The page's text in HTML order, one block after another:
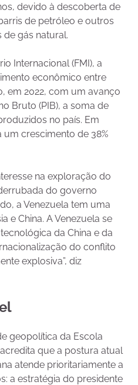
devido à descoberta de
de petróleo e outros
gás natural.
Internacional (FMI), a
econômico entre
em 2022, com um avanço
Bruto (PIB), a soma de
no país. Em
crescimento de 38%
na exploração do
do governo
a Venezuela tem uma
e China. A Venezuela se
da China e da
do conflito
explosiva”, diz
geopolítica da Escola
que a postura atual
atende prioritariamente a
a estratégia do presidente